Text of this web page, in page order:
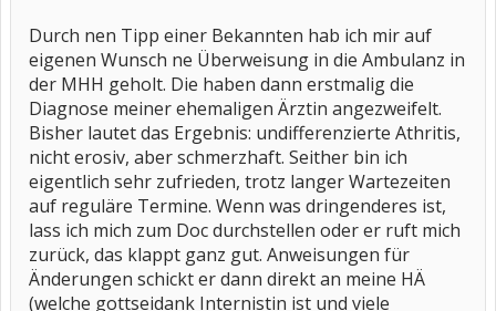
Durch nen Tipp einer Bekannten hab ich mir auf
eigenen Wunsch ne Überweisung in die Ambulanz in
der MHH geholt. Die haben dann erstmalig die
Diagnose meiner ehemaligen Ärztin angezweifelt.
Bisher lautet das Ergebnis: undifferenzierte Athritis,
nicht erosiv, aber schmerzhaft. Seither bin ich
eigentlich sehr zufrieden, trotz langer Wartezeiten
auf reguläre Termine. Wenn was dringenderes ist,
lass ich mich zum Doc durchstellen oder er ruft mich
zurück, das klappt ganz gut. Anweisungen für
Änderungen schickt er dann direkt an meine HÄ
(welche gottseidank Internistin ist und viele